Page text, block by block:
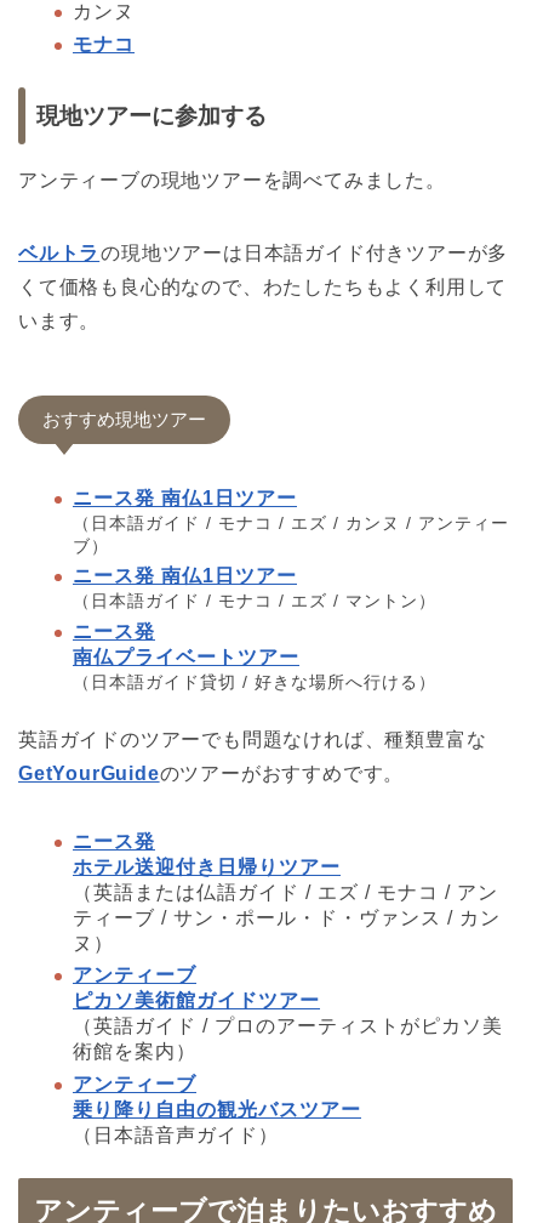
カンヌ
モナコ
現地ツアーに参加する
アンティーブの現地ツアーを調べてみました。
ベルトラ の現地ツアーは日本語ガイド付きツアーが多
くて価格も良心的なので、わたしたちもよく利用して
います。
おすすめ現地ツアー
ニース発 南仏1日ツアー
（日本語ガイド / モナコ / エズ / カンヌ / アンティー
ブ）
ニース発 南仏1日ツアー
（日本語ガイド / モナコ / エズ / マントン）
ニース発
南仏プライベートツアー
（日本語ガイド貸切 / 好きな場所へ行ける）
英語ガイドのツアーでも問題なければ、種類豊富な
GetYourGuideのツアーがおすすめです。
ニース発
ホテル送迎付き日帰りツアー
（英語または仏語ガイド / エズ / モナコ / アン
ティーブ / サン・ポール・ド・ヴァンス / カン
ヌ）
アンティーブ
ピカソ美術館ガイドツアー
（英語ガイド / プロのアーティストがピカソ美
術館を案内）
アンティーブ
乗り降り自由の観光バスツアー
（日本語音声ガイド）
アンティーブで泊まりたいおすすめ